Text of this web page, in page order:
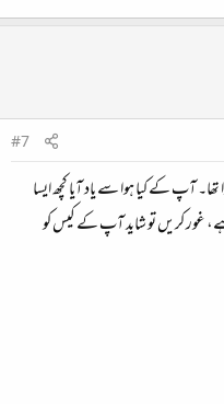
#7
آپ کے کیا ہوا سے یاد آیا کچھ ایسا
ہے، غور کریں تو شاید آپ کے کیس کو